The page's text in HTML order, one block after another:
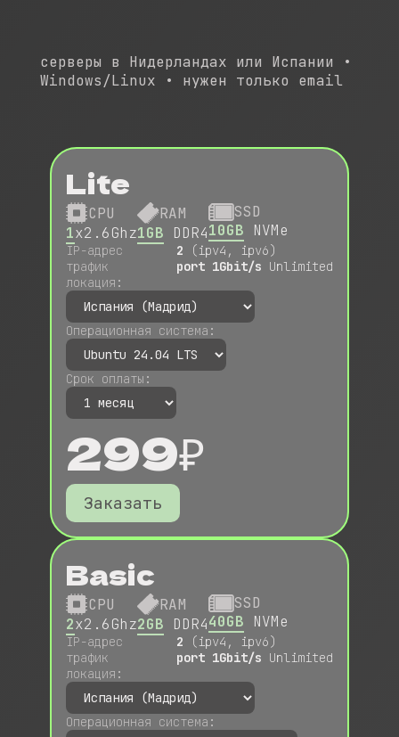
серверы в Нидерландах или Испании •
Windows/Linux • нужен только email
Lite
CPU
1x2.6Ghz
RAM
1GB DDR4
SSD
10GB NVMe
IP-адрес
трафик
2 (ipv4, ipv6)
port 1Gbit/s Unlimited
локация:
Операционная система:
Срок оплаты:
299₽
Заказать
Basic
CPU
2x2.6Ghz
RAM
2GB DDR4
SSD
40GB NVMe
IP-адрес
трафик
2 (ipv4, ipv6)
port 1Gbit/s Unlimited
локация:
Операционная система: